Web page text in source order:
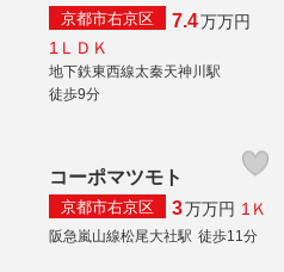
京都市右京区 7.4万万円
1ＬＤＫ
地下鉄東西線太秦天神川駅
徒歩9分
コーポマツモト
京都市右京区 3万万円 1Ｋ
阪急嵐山線松尾大社駅 徒歩11分